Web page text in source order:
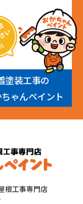
塗装工事の
ゃんペイント
根工事専門店